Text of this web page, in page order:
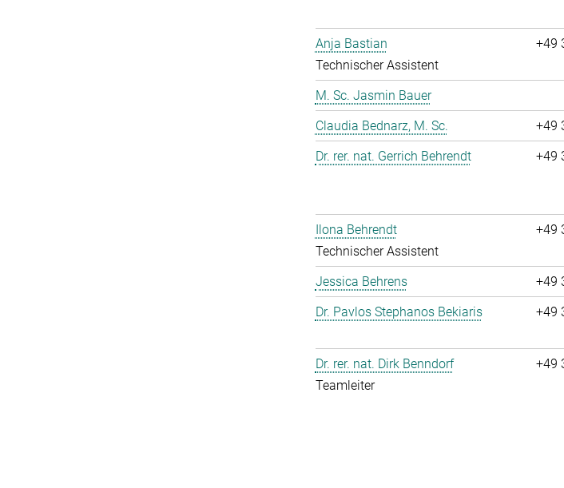
Anja Bastian
Technischer Assistent
+49
M. Sc. Jasmin Bauer
Claudia Bednarz, M. Sc.
+49
Dr. rer. nat. Gerrich Behrendt
+49
Ilona Behrendt
Technischer Assistent
+49
Jessica Behrens +49
Dr. Pavlos Stephanos Bekiaris
+49
Dr. rer. nat. Dirk Benndorf
Teamleiter
+49